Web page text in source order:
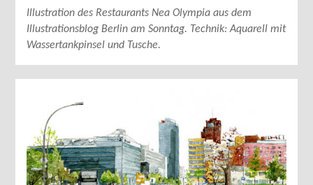
Illustration des Restaurants Nea Olympia aus dem
Illustrationsblog Berlin am Sonntag. Technik: Aquarell mit
Wassertankpinsel und Tusche.